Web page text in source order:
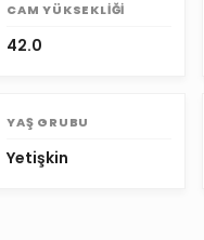
CAM YÜKSEKLIĞI
42.0
YAŞ GRUBU
Yetişkin